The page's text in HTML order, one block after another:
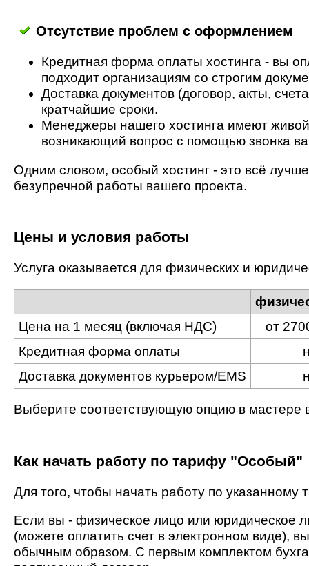
Отсутствие проблем с оформлением
Кредитная форма оплаты хостинга - вы
подходит организациям со строгим
Доставка документов (договор, акты,
кратчайшие сроки.
Менеджеры нашего хостинга имеют
возникающий вопрос с помощью звонка
Одним словом, особый хостинг - это всё
безупречной работы вашего проекта.
Цены и условия работы
Услуга оказывается для физических и
Цена на 1 месяц (включая НДС)
от
Кредитная форма оплаты
Доставка документов курьером/EMS
Выберите соответствующую опцию в мастере
Как начать работу по тарифу "Особый"
Для того, чтобы начать работу по
Если вы - физическое лицо или
(можете оплатить счет в электронном виде),
обычным образом. С первым комплектом